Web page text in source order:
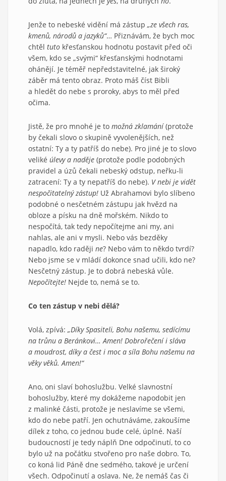
Jenže to nebeské vidění má zástup „ze všech ras,
kmenů, národů a jazyků“… Přiznávám, že bych moc
chtěl tuto křesťanskou hodnotu postavit před oči
všem, kdo se „svými“ křesťanskými hodnotami
ohánějí. Je téměř nepředstavitelné, jak široký
záběr má tento obraz. Proto máš číst Bibli
a hledět do nebe s proroky, abys to měl před
očima.
Jistě, že pro mnohé je to možná zklamání(protože
by čekali slovo o skupině vyvolenějších, než
ostatní: Ty a ty patříš do nebe). Pro jiné je to slovo
veliké úlevy a naděje (protože podle podobných
pravidel a úzů čekali nebeský odstup, neřku-li
zatracení: Ty a ty nepatříš do nebe). V nebi je vidět
nespočitatelný zástup! Už Abrahamovi bylo slíbeno
podobné o nesčetném zástupu jak hvězd na
obloze a písku na dně mořském. Nikdo to
nespočítá, tak tedy nepočítejme ani my, ani
nahlas, ale ani v mysli. Nebo vás bezděky
napadlo, kdo raději ne? Nebo vám to někdo tvrdí?
Nebo jsme se v mládí dokonce snad učili, kdo ne?
Nesčetný zástup. Je to dobrá nebeská vůle.
Nepočítejte! Nejde to, nemá se to.
Co ten zástup v nebi dělá?
Volá, zpívá: „Díky Spasiteli, Bohu našemu, sedícímu
na trůnu a Beránkovi… Amen! Dobrořečení i sláva
a moudrost, díky a čest i moc a síla Bohu našemu na
věky věků. Amen!“
Ano, oni slaví bohoslužbu. Velké slavnostní
bohoslužby, které my dokážeme napodobit jen
z malinké části, protože je neslavíme se všemi,
kdo do nebe patří. Jen ochutnáváme, zakoušíme
dílek z toho, co jednou bude celé, úplné. Naší
budoucností je tedy náplň Dne odpočinutí, to co
bylo už na počátku stvořeno pro naše dobro. To,
co koná lid Páně dne sedmého, takové je určení
všech. Odpočinutí a oslava. Ne, že nemáš čas či